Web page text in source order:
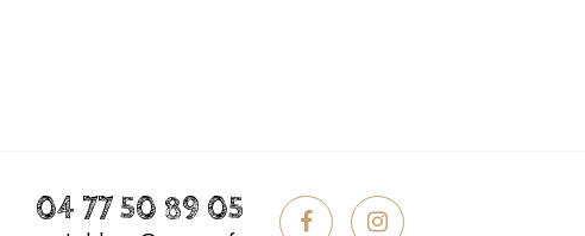
04 77 50 89 05